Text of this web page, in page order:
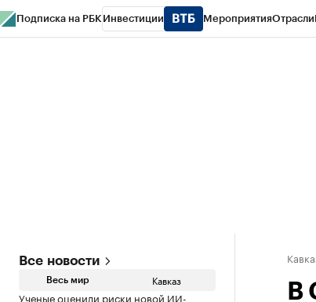
Подписка на РБК Инвестиции МероприятияОтрасли
Все новости
Весь мир Кавказ
Ученые оценили риски новой ИИ-
В